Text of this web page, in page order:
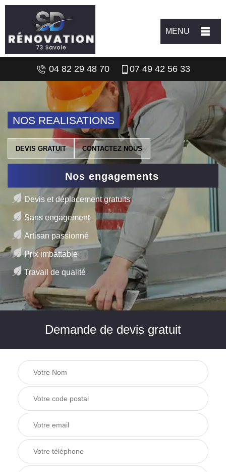
MENU
04 82 29 48 70 07 49 42 56 33
NOS REALISATIONS
DEVIS GRATUIT CONTACTEZ NOUS
Nos engagements
Devis et déplacement gratuits
Sans engagement
Artisan passionné
Prix imbattable
Travail de qualité
Demande de devis gratuit